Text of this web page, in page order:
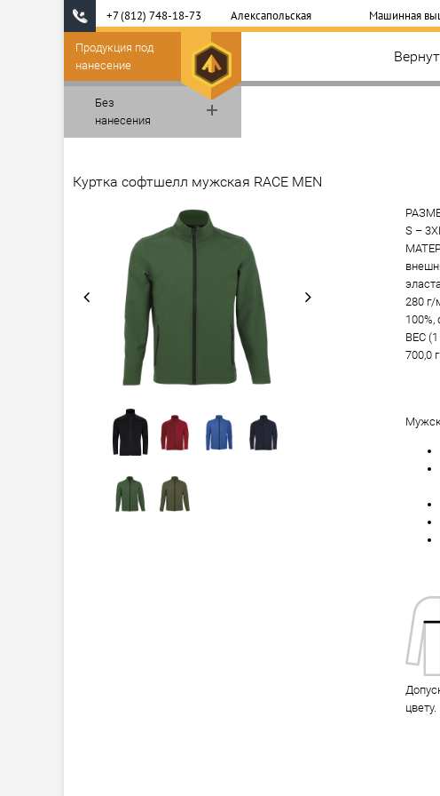
+7 (812) 748-18-73 Алексапольская Машинная
Продукция под
нанесение
Без
нанесения
Куртка софтшелл мужская RACE MEN
S –
280 г/
100%,
ВЕС
700,0 г
цвету.